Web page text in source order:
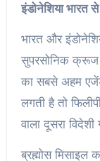
इंडोनेशिया भारत
भारत और
सुपरसोनिक क्रूज
का सबसे अहम
लगती है तो
वाला दूसरा
ब्रह्मोस